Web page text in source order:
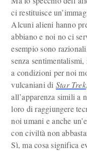
ci restituisce
Alcuni alieni hanno
abbiano e noi no ci
esempio sono
senza
a condizioni per noi
vulcaniani di Star Trek
all’apparenza simili a
loro di raggiungere
noi umani e anche
con civiltà non
Sì, ma cosa significa